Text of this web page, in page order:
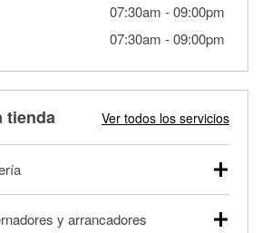
07:30am -09:00pm
07:30am -09:00pm
tienda Ver todos los servicios
vehículos comerciales y
y arrancadores